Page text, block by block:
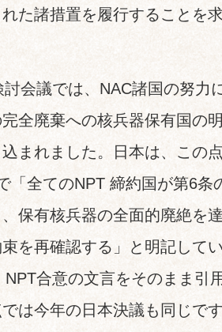
た諸措置を履行することを
討会議では、NAC諸国の努力
全廃棄への核兵器保有国の
まれました。日本は、この
「全てのNPT 締約国が第6条
保有核兵器の全面的廃絶を
を再確認する」と明記して
NPT合意の文言をそのまま引
は今年の日本決議も同じで